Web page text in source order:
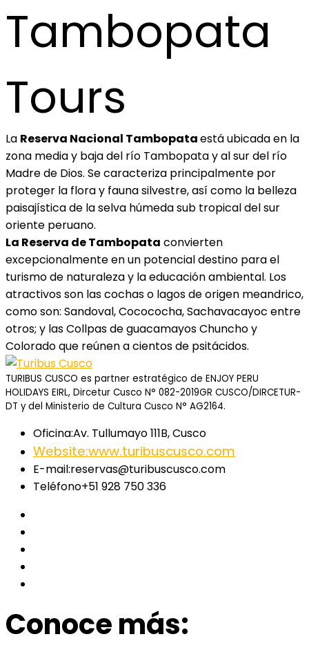
Tambopata
Tours
La Reserva Nacional Tambopataestá ubicada en la
zona media y baja del río Tambopata y al sur del río
Madre de Dios. Se caracteriza principalmente por
proteger la flora y fauna silvestre, así como la belleza
paisajística de la selva húmeda sub tropical del sur
oriente peruano.
La Reserva de Tambopata convierten
excepcionalmente en un potencial destino para el
turismo de naturaleza y la educación ambiental. Los
atractivos son las cochas o lagos de origen meandrico,
como son: Sandoval, Cocococha, Sachavacayoc entre
otros; y las Collpas de guacamayos Chuncho y
Colorado que reúnen a cientos de psitácidos.
TURIBUS CUSCO es partner estratégico de ENJOY PERU
HOLIDAYS EIRL, Dircetur Cusco N° 082-2019GR CUSCO/DIRCETUR-
DT y del Ministerio de Cultura Cusco N° AG2164.
Oficina:Av. Tullumayo 111B, Cusco
Website:www.turibuscusco.com
E-mail:reservas@turibuscusco.com
Teléfono+51 928 750 336
Conoce más: